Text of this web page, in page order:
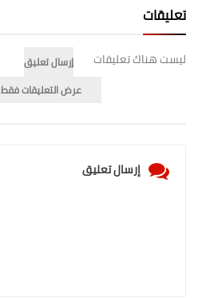
تعليقات
ليست هناك تعليقات
إرسال تعليق
عرض التعليقات فقط
إرسال تعليق